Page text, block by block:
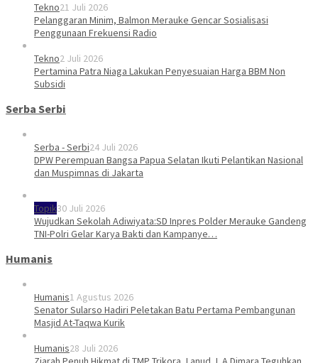
Tekno21 Juli 2026
Pelanggaran Minim, Balmon Merauke Gencar Sosialisasi
Penggunaan Frekuensi Radio
Tekno2 Juli 2026
Pertamina Patra Niaga Lakukan Penyesuaian Harga BBM Non
Subsidi
Serba Serbi
Serba - Serbi24 Juli 2026
DPW Perempuan Bangsa Papua Selatan Ikuti Pelantikan Nasional
dan Muspimnas di Jakarta
Topik30 Juli 2026
Wujudkan Sekolah Adiwiyata:SD Inpres Polder Merauke Gandeng
TNI-Polri Gelar Karya Bakti dan Kampanye…
Humanis
Humanis1 Agustus 2026
Senator Sularso Hadiri Peletakan Batu Pertama Pembangunan
Masjid At-Taqwa Kurik
Humanis28 Juli 2026